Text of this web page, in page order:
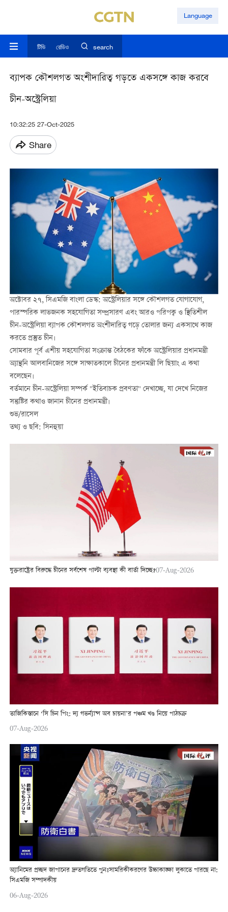
Language
টিভি রেডিও search
ব্যাপক কৌশলগত অংশীদারিত্ব গড়তে একসঙ্গে কাজ করবে
চীন-অস্ট্রেলিয়া
10:32:25 27-Oct-2025
Share
অক্টোবর ২৭, সিএমজি বাংলা ডেস্ক: অস্ট্রেলিয়ার সঙ্গে কৌশলগত যোগাযোগ,
পারস্পরিক লাভজনক সহযোগিতা সম্প্রসারণ এবং আরও পরিপক্ব ও স্থিতিশীল
চীন-অস্ট্রেলিয়া ব্যাপক কৌশলগত অংশীদারিত্ব গড়ে তোলার জন্য একসাথে কাজ
করতে প্রস্তুত চীন।
সোমবার পূর্ব এশীয় সহযোগিতা সংক্রান্ত বৈঠকের ফাঁকে অস্ট্রেলিয়ার প্রধানমন্ত্রী
অ্যান্থনি আলবানিজের সঙ্গে সাক্ষাতকালে চীনের প্রধানমন্ত্রী লি ছিয়াং এ কথা
বলেছেন।
বর্তমানে চীন-অস্ট্রেলিয়া সম্পর্ক "ইতিবাচক প্রবণতা" দেখাচ্ছে, যা দেখে নিজের
সন্তুষ্টির কথাও জানান চীনের প্রধানমন্ত্রী।
শুভ/রাসেল
তথ্য ও ছবি: সিনহুয়া
যুক্তরাষ্ট্রের বিরুদ্ধে চীনের সর্বশেষ পাল্টা ব্যবস্থা কী বার্তা দিচ্ছে?07-Aug-2026
তাজিকিস্তানে ‘সি চিন পিং: দ্য গভর্ন্যান্স অব চায়না’র পঞ্চম খণ্ড নিয়ে পাঠচক্র
07-Aug-2026
অ্যানিমের প্রচ্ছদ জাপানের দ্রুতগতিতে পুনঃসামরিকীকরণের উচ্চাকাঙ্ক্ষা লুকাতে পারছে না:
সিএমজি সম্পাদকীয়
06-Aug-2026